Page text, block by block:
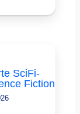
SciFi-
Fiction